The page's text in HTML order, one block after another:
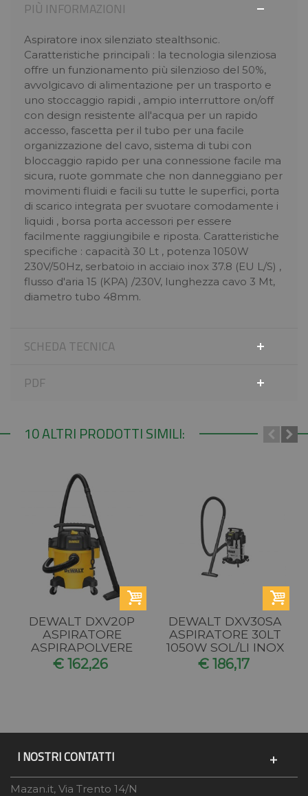
PIÙ INFORMAZIONI
Aspiratore inox silenziato stealthsonic.
Caratteristiche principali : la tecnologia silenziosa
offre un funzionamento più silenzioso del 50%,
avvolgicavo di alimentazione per un trasporto e
uno stoccaggio rapidi , ampio interruttore on/off
con design resistente all'acqua per un rapido
accesso, fascetta per il tubo per una facile
organizzazione del cavo, sistema di tubi con
bloccaggio rapido per una connessione facile ma
sicura, ruote gommate che non danneggiano per
movimenti fluidi e facili su tutte le superfici, porta
di scarico integrata per svuotare comodamente i
liquidi , borsa porta accessori per essere
facilmente raggiungibile e riposta. Caratteristiche
specifiche : capacità 30 Lt , potenza 1050W
230V/50Hz, serbatoio in acciaio inox 37.8 (EU L/S) ,
flusso d'aria 15 (KPA) /230V, lunghezza cavo 3 Mt,
diametro tubo 48mm.
SCHEDA TECNICA
PDF
10 ALTRI PRODOTTI SIMILI:
DEWALT DXV20P
ASPIRATORE
ASPIRAPOLVERE
ASPIRATUTTO
20LT 1050W...
€ 162,26
DEWALT DXV30SA
ASPIRATORE 30LT
1050W SOL/LI INOX
€ 186,17
I NOSTRI CONTATTI
Mazan.it, Via Trento 14/N